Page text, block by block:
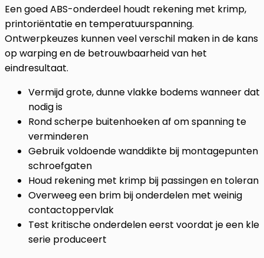
Een goed ABS-onderdeel houdt rekening met krimp,
printoriëntatie en temperatuurspanning.
Ontwerpkeuzes kunnen veel verschil maken in de kans
op warping en de betrouwbaarheid van het
eindresultaat.
Vermijd grote, dunne vlakke bodems wanneer dat
nodig is
Rond scherpe buitenhoeken af om spanning te
verminderen
Gebruik voldoende wanddikte bij montagepunten
schroefgaten
Houd rekening met krimp bij passingen en
Overweeg een brim bij onderdelen met weinig
contactoppervlak
Test kritische onderdelen eerst voordat je een
serie produceert